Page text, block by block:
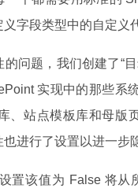
字段类型中的自定义
的问题，我们创建了“
实现中的那些系
、站点模板库和母版
进行了设置以进一步
置该值为 False 将从